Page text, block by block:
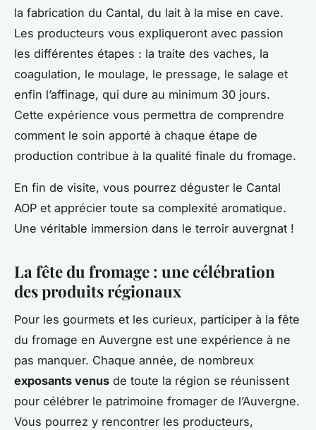
la fabrication du Cantal, du lait à la mise en cave.
Les producteurs vous expliqueront avec passion
les différentes étapes : la traite des vaches, la
coagulation, le moulage, le pressage, le salage et
enfin l’affinage, qui dure au minimum 30 jours.
Cette expérience vous permettra de comprendre
comment le soin apporté à chaque étape de
production contribue à la qualité finale du fromage.
En fin de visite, vous pourrez déguster le Cantal
AOP et apprécier toute sa complexité aromatique.
Une véritable immersion dans le terroir auvergnat !
La fête du fromage : une célébration
des produits régionaux
Pour les gourmets et les curieux, participer à la fête
du fromage en Auvergne est une expérience à ne
pas manquer. Chaque année, de nombreux
exposants venus de toute la région se réunissent
pour célébrer le patrimoine fromager de l’Auvergne.
Vous pourrez y rencontrer les producteurs,